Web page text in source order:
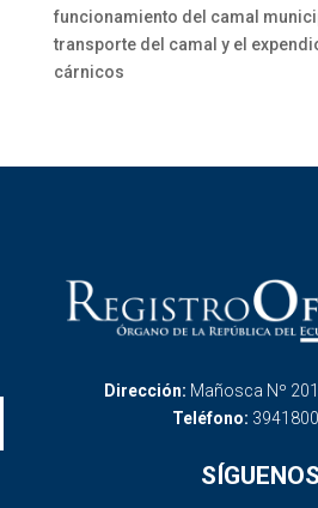
funcionamiento del camal
transporte del camal y el
cárnicos
Dirección: Mañosca Nº
Teléfono:
SÍGUENOS